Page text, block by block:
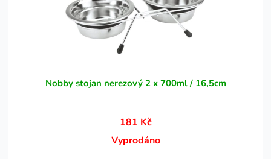
Nobby stojan nerezový 2 x 700ml / 16,5cm
181 Kč
Vyprodáno